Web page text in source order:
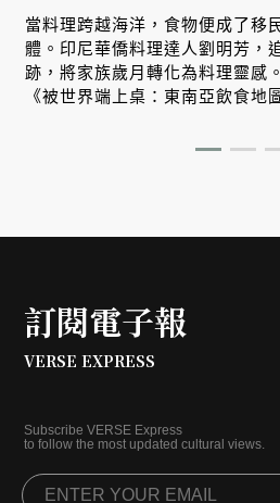
當料理跨越海洋，食物便成了移
體。印尼華僑料理達人劉明芳，
跡，將家族歲月轉化為料理靈感
《被世界端上桌：東南亞飲食地
訂閱電子報
VERSE EXPRESS
Subscribe VERSE Express
to follow the most updated cultural views.